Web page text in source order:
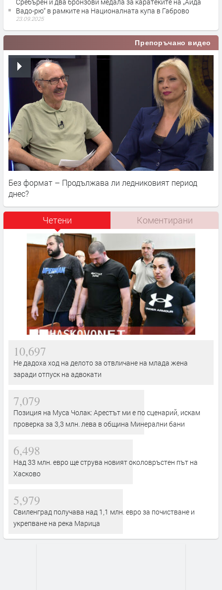
Сребърен и два бронзови медала за каратеките на „Аида
Вадо-рю“ в рамките на Националната купа в Габрово
23.09.2025
Препоръчано видео
Без формат – Продължава ли ледниковият период
днес?
Четени Коментирани
10,697
Не дадоха ход на делото за отвличане на млада жена
заради отпуск на адвокати
7,079
Позиция на Муса Чолак: Арестът ми е по сценарий, искам
проверка за 3,3 млн. лева в община Минерални бани
6,498
Над 33 млн. евро ще струва новият околовръстен път на
Хасково
5,979
Свиленград получава над 1,1 млн. евро за почистване и
укрепване на река Марица